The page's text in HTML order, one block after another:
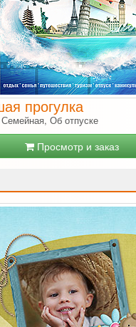
прогулка
Об отпуске
Просмотр и заказ